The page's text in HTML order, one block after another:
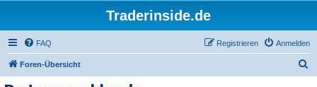
Traderinside.de
FAQ Anmelden
Registrieren
Foren-Übersicht